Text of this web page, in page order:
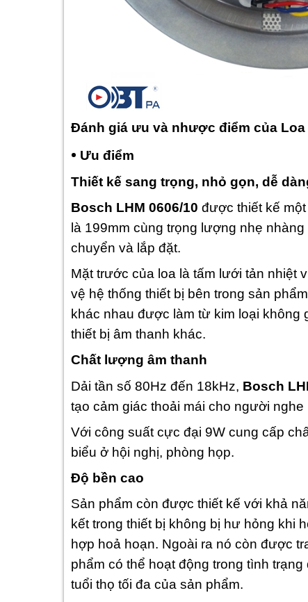
Đánh giá ưu và nhược điểm của Loa
• Ưu điểm
Thiết kế sang trọng, nhỏ gọn, dễ
Bosch LHM 0606/10 được thiết kế
là 199mm cùng trọng lượng nhẹ
chuyển và lắp đặt.
Mặt trước của loa là tấm lưới tản nhiệt
vệ hệ thống thiết bị bên trong sản
khác nhau được làm từ kim loại không
thiết bị âm thanh khác.
Chất lượng âm thanh
Dải tần số 80Hz đến 18kHz, Bosch
tạo cảm giác thoải mái cho người
Với công suất cực đại 9W cung cấp
biểu ở hội nghị, phòng họp.
Độ bền cao
Sản phẩm còn được thiết kế với khả
kết trong thiết bị không bị hư hỏng khi
hợp hoả hoạn. Ngoài ra nó còn được
phẩm có thể hoạt động trong tình
tuổi thọ tối đa của sản phẩm.